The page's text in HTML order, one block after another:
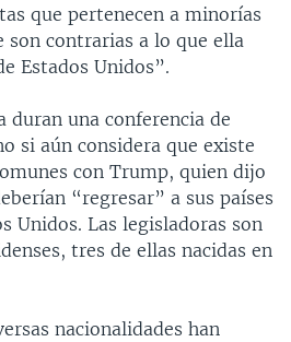
que pertenecen a minorías
son contrarias a lo que ella
Estados Unidos”.
duran una conferencia de
si aún considera que existe
con Trump, quien dijo
“regresar” a sus países
Unidos. Las legisladoras son
tres de ellas nacidas en
nacionalidades han